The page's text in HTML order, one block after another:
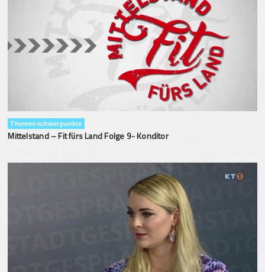
Themenschwerpunkte
Mittelstand – Fit fürs Land Folge 9- Konditor